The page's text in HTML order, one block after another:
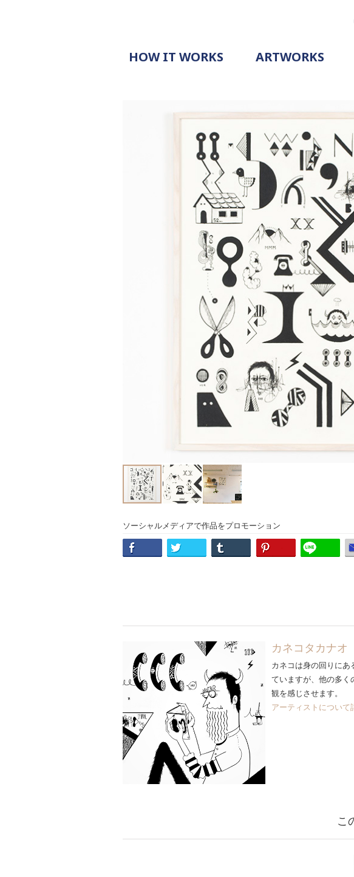
HOW IT WORKS
PRICING
EXAMPLE
DOCUMENT
REQUEST
ARTWORKS
GALLERY
ソーシャルメディアで作品をプロモーション
カネコタカナオ
カネコは身の回りに
ていますが、他の多く
観を感じさせます。
アーティストについて
こ